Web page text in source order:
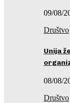
09/08/
Društvo
Unija
08/08/
Društvo